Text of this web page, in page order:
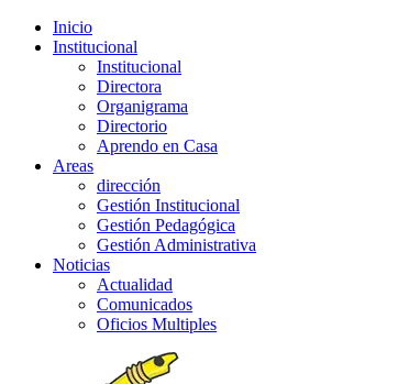
Inicio
Institucional
Institucional
Directora
Organigrama
Directorio
Aprendo en Casa
Areas
dirección
Gestión Institucional
Gestión Pedagógica
Gestión Administrativa
Noticias
Actualidad
Comunicados
Oficios Multiples